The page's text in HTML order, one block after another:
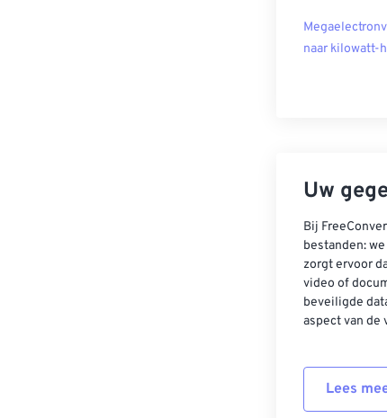
naar kilowatt-
Uw
Bij
bestanden:
zorgt ervoor
video of
beveiligde
aspect van de
Lees